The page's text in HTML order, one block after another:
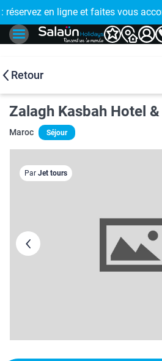
!
: réservez en ligne et faites vous
Retour
Zalagh Kasbah Hotel
Maroc Séjour
Par Jet tours